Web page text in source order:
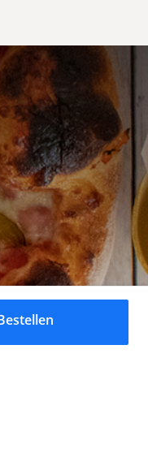
Kartoffelgratins und